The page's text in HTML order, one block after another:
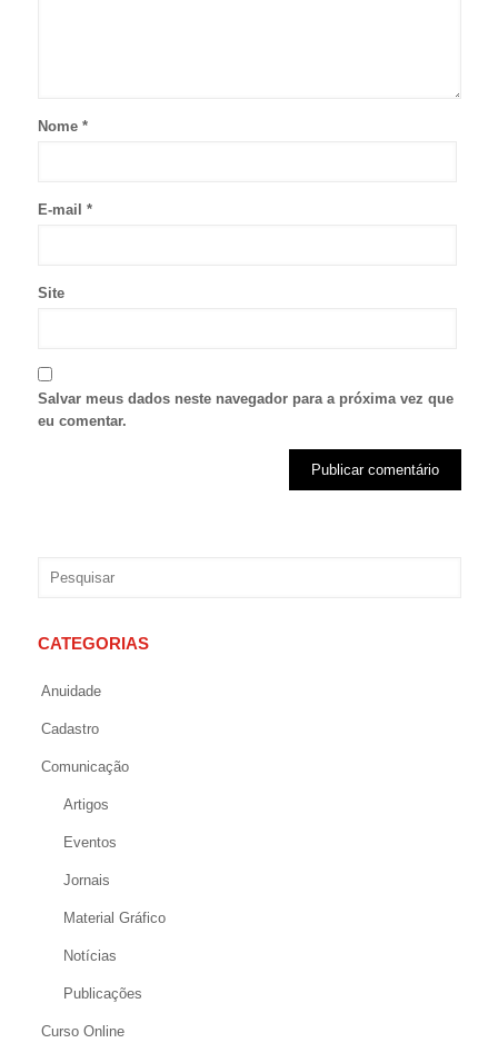
Nome *
E-mail *
Site
Salvar meus dados neste navegador para a próxima vez que
eu comentar.
CATEGORIAS
Anuidade
Cadastro
Comunicação
Artigos
Eventos
Jornais
Material Gráfico
Notícias
Publicações
Curso Online